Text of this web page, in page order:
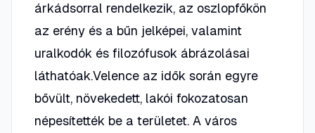
árkádsorral rendelkezik, az oszlopfőkön
az erény és a bűn jelképei, valamint
uralkodók és filozófusok ábrázolásai
láthatóak.Velence az idők során egyre
bővült, növekedett, lakói fokozatosan
népesítették be a területet. A város